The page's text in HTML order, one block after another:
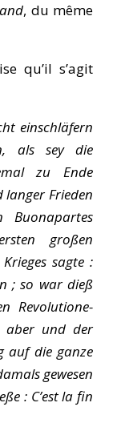
, du même
qu’il s’agit
einschläfern
als sey die
zu Ende
langer Frieden
großen
sagte :
; so war dieß
Revolutione-
aber und der
auf die ganze
gewesen
: C’est la fin